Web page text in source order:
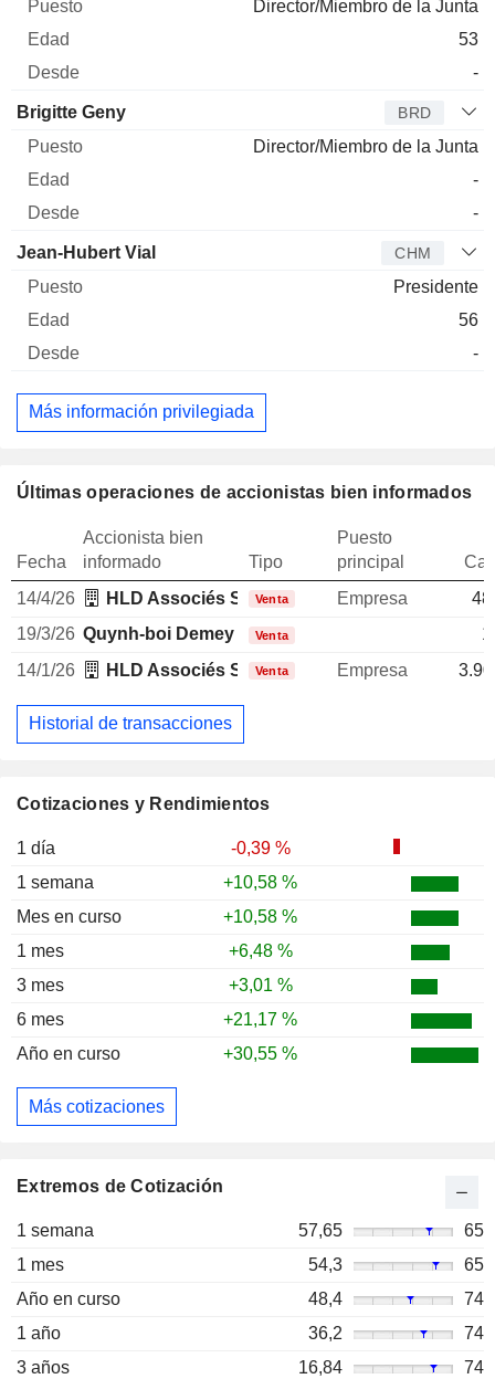
Cotizaciones y Rendimientos
1 día
-0,39 %
1 semana
+10,58 %
Mes en curso
+10,58 %
1 mes
+6,48 %
3 mes
+3,01 %
6 mes
+21,17 %
Año en curso
+30,55 %
Más cotizaciones
Extremos de Cotización
1 semana 57,65
65
1 mes
54,3
65
Año en curso
48,4
74
1 año
36,2
74
3 años
16,84
74
Director/Miembro de la Junta
53
-
Brigitte Geny BRD
Director/Miembro de la Junta
-
-
Jean-Hubert Vial CHM
Presidente
56
-
Más información privilegiada
Últimas operaciones de accionistas bien informados
Fecha
Accionista bien
informado
Tipo
Puesto
principal
14/4/26
HLD Associés SA Venta Empresa
19/3/26 Quynh-boi Demey Venta
14/1/26
HLD Associés SA Venta Empresa
Historial de transacciones